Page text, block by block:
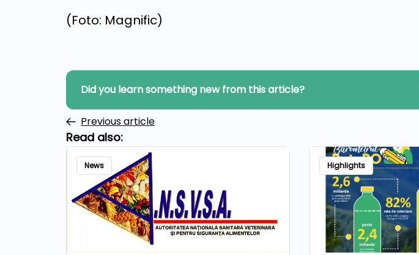
(Foto: Magnific)
Did you learn something new from this article?
Previous article
Read also:
News Highlights